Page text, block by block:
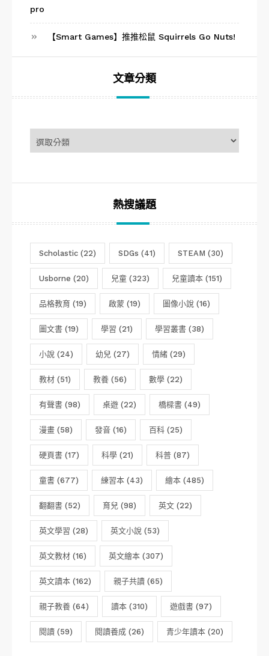
pro
【Smart Games】推推松鼠 Squirrels Go Nuts!
文章分類
章
分
熱搜議題
Scholastic (22) SDGs (41) STEAM (30)
Usborne (20) 兒童 (323) 兒童讀本 (151)
品格教育 (19) 啟蒙 (19) 圖像小說 (16)
圖文書 (19) 學習 (21) 學習叢書 (38)
小說 (24) 幼兒 (27) 情緒 (29)
教材 (51) 教養 (56) 數學 (22)
有聲書 (98) 桌遊 (22) 橋樑書 (49)
漫畫 (58) 發音 (16) 百科 (25)
硬頁書 (17) 科學 (21) 科普 (87)
童書 (677) 練習本 (43) 繪本 (485)
翻翻書 (52) 育兒 (98) 英文 (22)
英文學習 (28) 英文小說 (53)
英文教材 (16) 英文繪本 (307)
英文讀本 (162) 親子共讀 (65)
親子教養 (64) 讀本 (310) 遊戲書 (97)
閱讀 (59) 閱讀養成 (26) 青少年讀本 (20)